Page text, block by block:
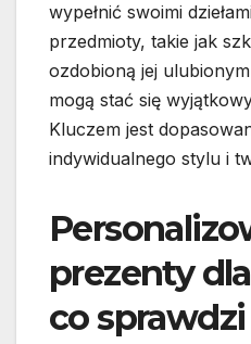
wypełnić swoimi
przedmioty, takie jak
ozdobioną jej
mogą stać się
Kluczem jest
indywidualnego stylu i
prezenty
co